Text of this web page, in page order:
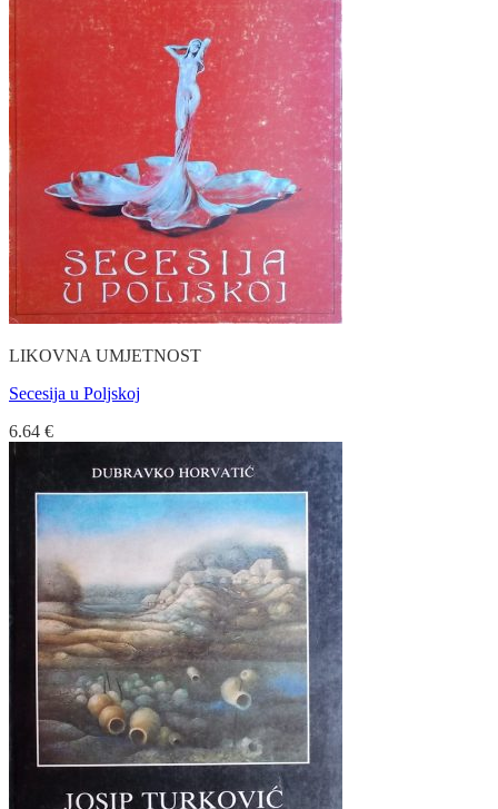
LIKOVNA UMJETNOST
Secesija u Poljskoj
6.64 €